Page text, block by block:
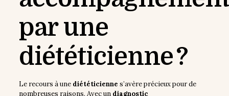
par une
diététicienne ?
Le recours à une diététicienne s’avère précieux pour de
nombreuses raisons. Avec un diagnostic